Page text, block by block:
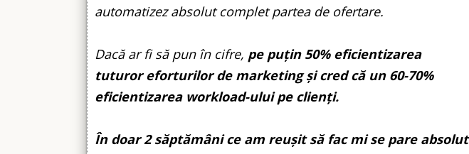
automatizez absolut complet partea de ofertare.
Dacă ar fi să pun în cifre, pe puțin 50% eficientizarea
tuturor eforturilor de marketing și cred că un 60-70%
eficientizarea workload-ului pe clienți.
În doar 2 săptămâni ce am reușit să fac mi se pare absolut